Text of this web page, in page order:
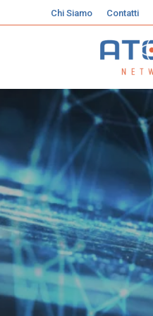
Chi Siamo Contatti